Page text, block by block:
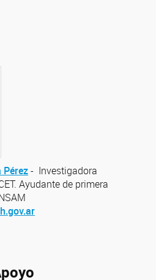
- Investigadora
Ayudante de primera